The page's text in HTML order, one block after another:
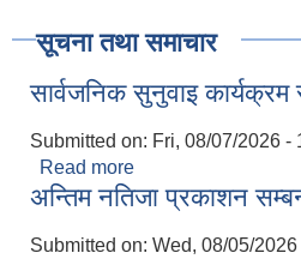
सूचना तथा समाचार
सार्वजनिक सुनुवाइ कार्यक्रम
Submitted on: Fri, 08/07/2026 -
Read more
अन्तिम नतिजा प्रकाशन
Submitted on: Wed, 08/05/